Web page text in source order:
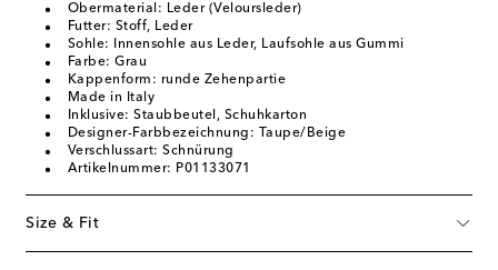
Obermaterial: Leder (Veloursleder)
Futter: Stoff, Leder
Sohle: Innensohle aus Leder, Laufsohle aus Gummi
Farbe: Grau
Kappenform: runde Zehenpartie
Made in Italy
Inklusive: Staubbeutel, Schuhkarton
Designer-Farbbezeichnung: Taupe/Beige
Verschlussart: Schnürung
Artikelnummer: P01133071
Size & Fit